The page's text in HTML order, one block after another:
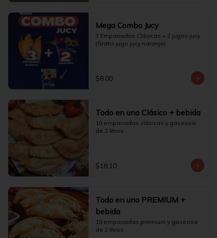
Mega Combo Jucy
3 Empanadas Clásicas + 2 jugos jucy
(Gratis jugo jucy naranja)
$8.00
Todo en uno Clásico + bebida
10 empanadas clásicas y gaseosa
de 2 litros.
$18.10
Todo en uno PREMIUM +
bebida
10 empanadas premium y gaseosa
de 2 litros.